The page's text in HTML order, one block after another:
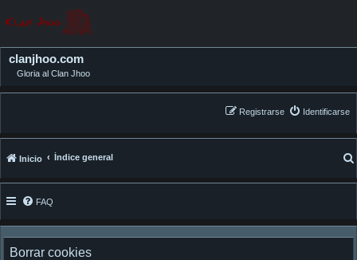
clanjhoo.com
Gloria al Clan Jhoo
Identificarse
Registrarse
Inicio Índice general
FAQ
Borrar cookies